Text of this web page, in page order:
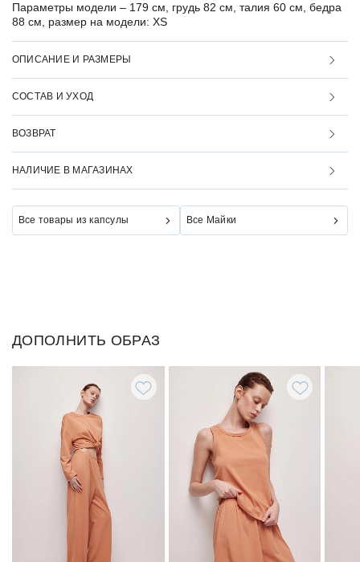
Параметры модели – 179 см, грудь 82 см, талия 60 см, бедра
88 см, размер на модели: XS
ОПИСАНИЕ И РАЗМЕРЫ
СОСТАВ И УХОД
ВОЗВРАТ
НАЛИЧИЕ В МАГАЗИНАХ
Все товары из капсулы Все Майки
ДОПОЛНИТЬ ОБРАЗ